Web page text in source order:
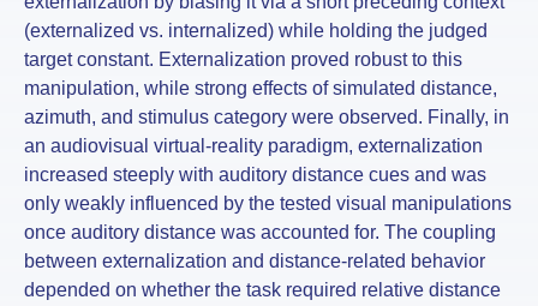
(externalized vs. internalized) while holding the judged
target constant. Externalization proved robust to this
manipulation, while strong effects of simulated distance,
azimuth, and stimulus category were observed. Finally, in
an audiovisual virtual-reality paradigm, externalization
increased steeply with auditory distance cues and was
only weakly influenced by the tested visual manipulations
once auditory distance was accounted for. The coupling
between externalization and distance-related behavior
depended on whether the task required relative distance